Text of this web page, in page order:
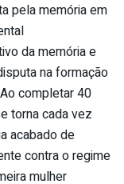
pela memória em
da memória e
na formação
completar 40
torna cada vez
acabado de
contra o regime
mulher